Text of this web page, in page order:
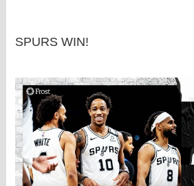
SPURS WIN!